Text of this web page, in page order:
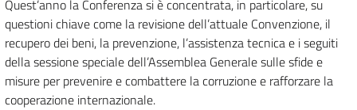
Quest’anno la Conferenza si è concentrata, in particolare, su
questioni chiave come la revisione dell’attuale Convenzione, il
recupero dei beni, la prevenzione, l’assistenza tecnica e i seguiti
della sessione speciale dell’Assemblea Generale sulle sfide e
misure per prevenire e combattere la corruzione e rafforzare la
cooperazione internazionale.